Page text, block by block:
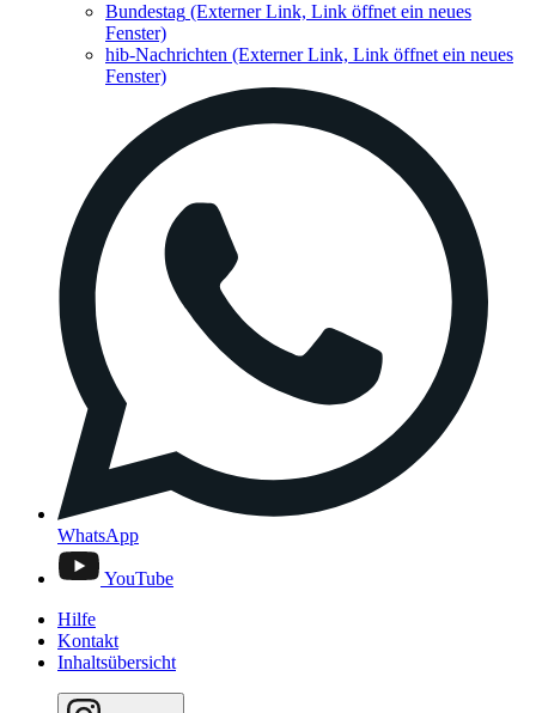
Bundestag (Externer Link, Link öffnet ein neues
Fenster)
hib-Nachrichten (Externer Link, Link öffnet ein neues
Fenster)
WhatsApp
YouTube
Hilfe
Kontakt
Inhaltsübersicht